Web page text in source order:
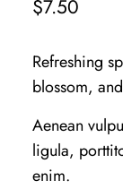
$7.50
Refreshing
blossom,
Aenean
ligula,
enim.